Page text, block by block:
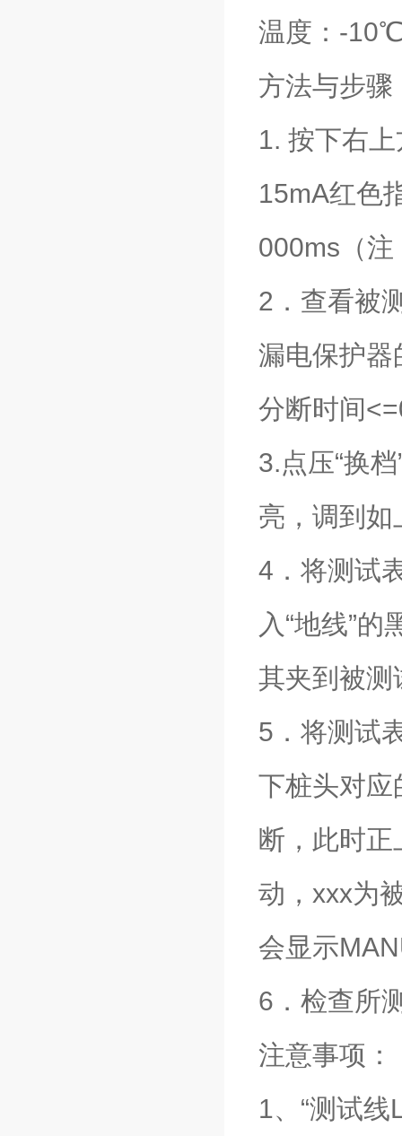
温度：-
方法与步骤
1. 按下右
15mA红色
000ms（
2．查看被
漏电保护器
分断时间
3.点压“换
亮，调到
4．将测试
入“地线”
其夹到被测
5．将测试
下桩头对应
断，此时
动，xxx为
会显示
6．检查所
注意事项：
1、“测试线